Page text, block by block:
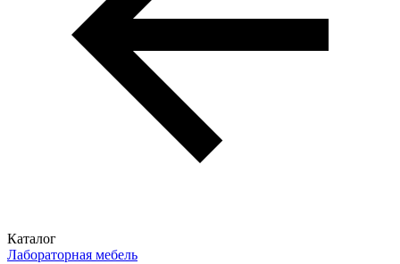
Каталог
Лабораторная мебель